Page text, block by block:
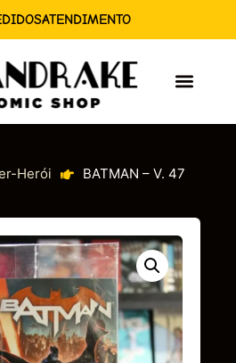
ATENDIMENTO
Herói BATMAN – V. 47